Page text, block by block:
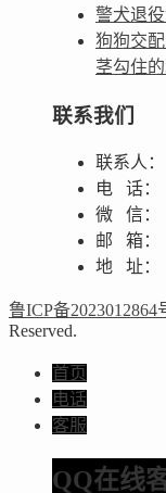
警犬退
狗狗交
茎勾住
联系我们
联系人：
电 话：
微 信：
邮 箱：
地 址：
鲁ICP备2023012864
Reserved.
首页
电话
客服
QQ在线